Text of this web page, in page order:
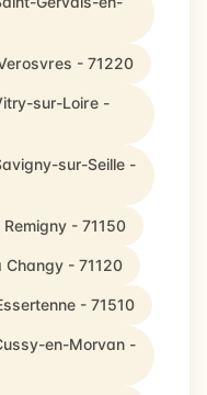
- 71220
sur-Loire -
sur-Seille -
- 71150
Changy - 71120
- 71510
en-Morvan -